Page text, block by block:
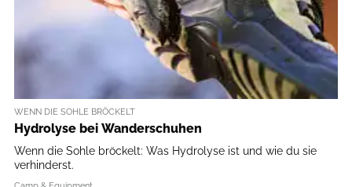
WENN DIE SOHLE BRÖCKELT
Hydrolyse bei Wanderschuhen
Wenn die Sohle bröckelt: Was Hydrolyse ist und wie du sie
verhinderst.